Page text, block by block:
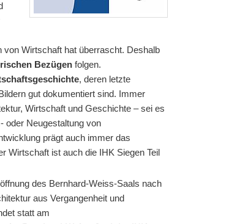
Wirtschaft hat überrascht. Deshalb
Bezügen folgen.
, deren letzte
gut dokumentiert sind. Immer
Wirtschaft und Geschichte – sei es
oder Neugestaltung von
prägt auch immer das
Wirtschaft ist auch die IHK Siegen Teil
des Bernhard-Weiss-Saals nach
aus Vergangenheit und
statt am